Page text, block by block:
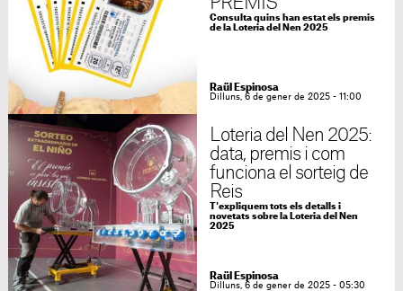
PREMIS
Consulta quins han estat els premis
de la Loteria del Nen 2025
Raül Espinosa
Dilluns, 6 de gener de 2025 - 11:00
Loteria del Nen 2025:
data, premis i com
funciona el sorteig de
Reis
T'expliquem tots els detalls i
novetats sobre la Loteria del Nen
2025
Raül Espinosa
Dilluns, 6 de gener de 2025 - 05:30